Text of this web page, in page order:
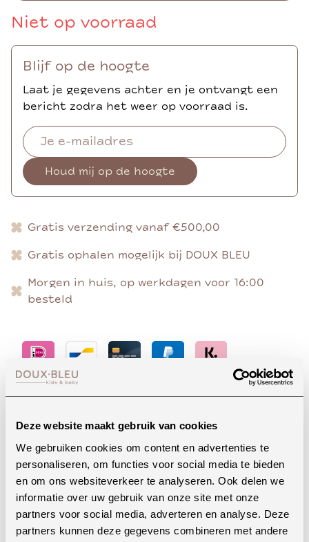
Deze website maakt gebruik van cookies
We gebruiken cookies om content en advertenties te
personaliseren, om functies voor social media te bieden
en om ons websiteverkeer te analyseren. Ook delen we
informatie over uw gebruik van onze site met onze
partners voor social media, adverteren en analyse. Deze
partners kunnen deze gegevens combineren met andere
Niet op voorraad
Blijf op de hoogte
Laat je gegevens achter en je ontvangt een
bericht zodra het weer op voorraad is.
Houd mij op de hoogte
Gratis verzending vanaf €500,00
Gratis ophalen mogelijk bij DOUX BLEU
Morgen in huis, op werkdagen voor 16:00
besteld
Whatsapp